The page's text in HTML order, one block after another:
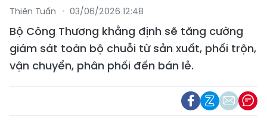
Thiên Tuấn 03/06/2026 12:48
Bộ Công Thương khẳng định sẽ tăng cường
giám sát toàn bộ chuỗi từ sản xuất, phối trộn,
vận chuyển, phân phối đến bán lẻ.